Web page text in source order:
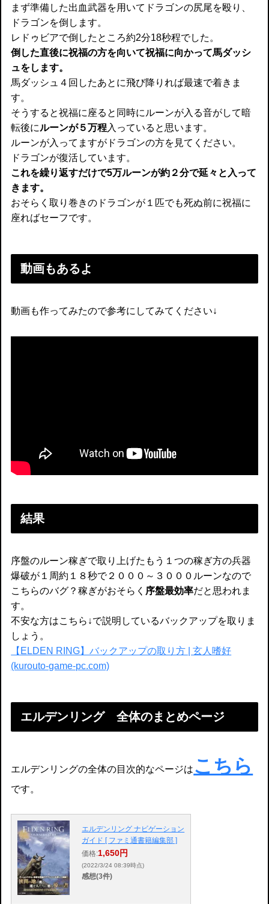
まず準備した出血武器を用いてドラゴンの尻尾を殴り、
ドラゴンを倒します。
レドゥビアで倒したところ約2分18秒程でした。
倒した直後に祝福の方を向いて祝福に向かって馬ダッシ
ュをします。
馬ダッシュ４回したあとに飛び降りれば最速で着きま
す。
そうすると祝福に座ると同時にルーンが入る音がして暗
転後にルーンが５万程入っていると思います。
ルーンが入ってますがドラゴンの方を見てください。
ドラゴンが復活しています。
これを繰り返すだけで5万ルーンが約２分で延々と入って
きます。
おそらく取り巻きのドラゴンが１匹でも死ぬ前に祝福に
座ればセーフです。
動画もあるよ
動画も作ってみたので参考にしてみてください↓
結果
序盤のルーン稼ぎで取り上げたもう１つの稼ぎ方の兵器
爆破が１周約１８秒で２０００～３０００ルーンなので
こちらのバグ？稼ぎがおそらく 序盤最効率だと思われま
す。
不安な方はこちら↓で説明しているバックアップを取りま
しょう。
【ELDEN RING】バックアップの取り方 | 玄人嗜好
(kurouto-game-pc.com)
エルデンリング 全体のまとめページ
エルデンリングの全体の目次的なページは こちら
です。
エルデンリング ナビゲーション
ガイド [ ファミ通書籍編集部 ]
価格:1,650円
(2022/3/24 08:39時点)
感想(3件)